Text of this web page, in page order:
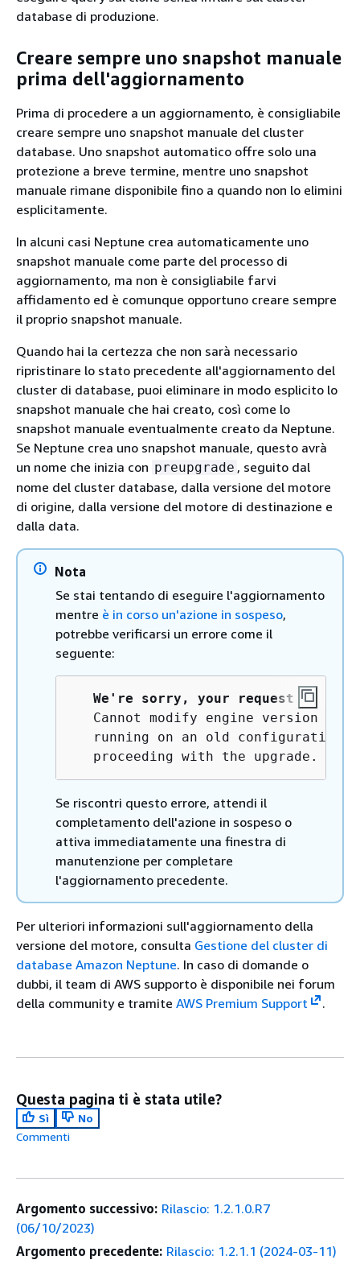
database di produzione.
Creare sempre uno snapshot manuale
prima dell'aggiornamento
Prima di procedere a un aggiornamento, è consigliabile
creare sempre uno snapshot manuale del cluster
database. Uno snapshot automatico offre solo una
protezione a breve termine, mentre uno snapshot
manuale rimane disponibile fino a quando non lo elimini
esplicitamente.
In alcuni casi Neptune crea automaticamente uno
snapshot manuale come parte del processo di
aggiornamento, ma non è consigliabile farvi
affidamento ed è comunque opportuno creare sempre
il proprio snapshot manuale.
Quando hai la certezza che non sarà necessario
ripristinare lo stato precedente all'aggiornamento del
cluster di database, puoi eliminare in modo esplicito lo
snapshot manuale che hai creato, così come lo
snapshot manuale eventualmente creato da Neptune.
Se Neptune crea uno snapshot manuale, questo avrà
un nome che inizia con preupgrade , seguito dal
nome del cluster database, dalla versione del motore
di origine, dalla versione del motore di destinazione e
dalla data.
Nota
Se stai tentando di eseguire l'aggiornamento
mentre è in corso un'azione in sospeso,
potrebbe verificarsi un errore come il
seguente:
We're sorry, your request to
Cannot modify engine version
running on an old configuration.
   proceeding with the upgrade.
Se riscontri questo errore, attendi il
completamento dell'azione in sospeso o
attiva immediatamente una finestra di
manutenzione per completare
l'aggiornamento precedente.
Per ulteriori informazioni sull'aggiornamento della
versione del motore, consulta Gestione del cluster di
database Amazon Neptune. In caso di domande o
dubbi, il team di AWS supporto è disponibile nei forum
della community e tramite AWS Premium Support .
Questa pagina ti è stata utile?
Sì
No
Commenti
Argomento successivo: Rilascio: 1.2.1.0.R7
(06/10/2023)
Argomento precedente: Rilascio: 1.2.1.1 (2024-03-11)